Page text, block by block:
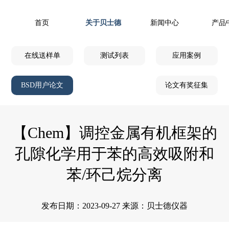
首页 关于贝士德 新闻中心 产品
在线送样单 测试列表 应用案例
BSD用户论文 论文有奖征集
【Chem】调控金属有机框架的
孔隙化学用于苯的高效吸附和
苯/环己烷分离
发布日期：2023-09-27 来源：贝士德仪器